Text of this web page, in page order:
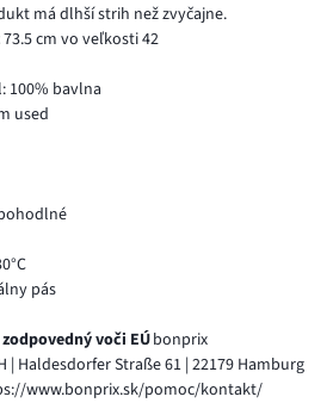
má dlhší strih než zvyčajne.
73.5 cm vo veľkosti 42
100% bavlna
used
pás
voči EÚbonprix
| Haldesdorfer Straße 61 | 22179 Hamburg
www.bonprix.sk/pomoc/kontakt/